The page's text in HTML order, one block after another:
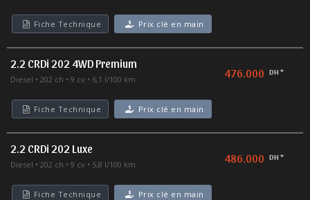
Fiche Technique Prix clé en main
2.2 CRDi 202 4WD Premium
Diesel 202 ch 9 cv 6,1 l/100 km 476.000 DH *
Fiche Technique Prix clé en main
2.2 CRDi 202 Luxe
Diesel 202 ch 9 cv 5,8 l/100 km 486.000 DH *
Fiche Technique Prix clé en main